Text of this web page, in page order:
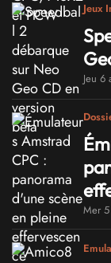
Jeux
Jeu 6
Mer